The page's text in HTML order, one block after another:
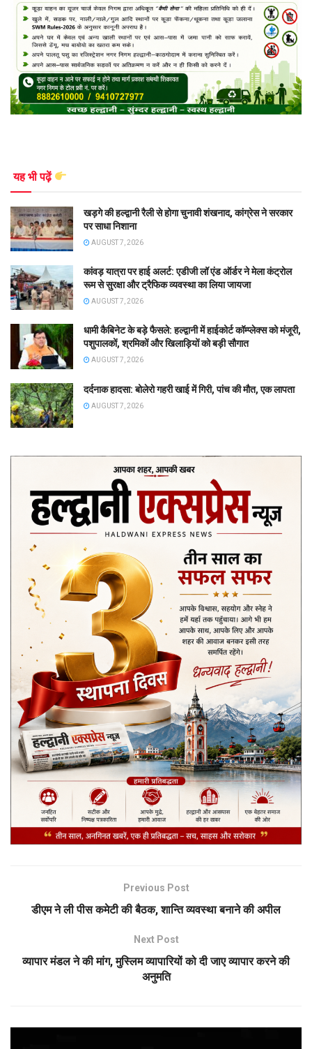
यह भी पढ़ें
खड़गे की हल्द्वानी रैली से होगा चुनावी शंखनाद, कांग्रेस ने सरकार
पर साधा निशाना
AUGUST 7, 2026
कांवड़ यात्रा पर हाई अलर्ट: एडीजी लॉ एंड ऑर्डर ने मेला कंट्रोल
रूम से सुरक्षा और ट्रैफिक व्यवस्था का लिया जायजा
AUGUST 7, 2026
धामी कैबिनेट के बड़े फैसले: हल्द्वानी में हाईकोर्ट कॉम्प्लेक्स को मंजूरी,
पशुपालकों, श्रमिकों और खिलाड़ियों को बड़ी सौगात
AUGUST 7, 2026
दर्दनाक हादसा: बोलेरो गहरी खाई में गिरी, पांच की मौत, एक लापता
AUGUST 7, 2026
Previous Post
डीएम ने ली पीस कमेटी की बैठक, शान्ति व्यवस्था बनाने की अपील
Next Post
व्यापार मंडल ने की मांग, मुस्लिम व्यापारियों को दी जाए व्यापार करने की
अनुमति